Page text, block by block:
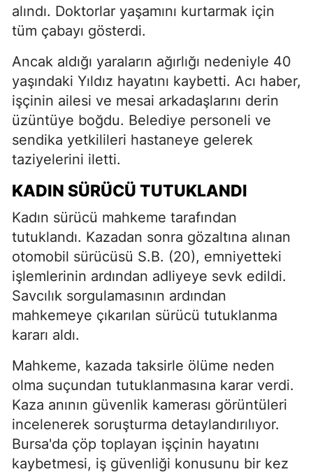
alındı. Doktorlar yaşamını kurtarmak için
tüm çabayı gösterdi.
Ancak aldığı yaraların ağırlığı nedeniyle 40
yaşındaki Yıldız hayatını kaybetti. Acı haber,
işçinin ailesi ve mesai arkadaşlarını derin
üzüntüye boğdu. Belediye personeli ve
sendika yetkilileri hastaneye gelerek
taziyelerini iletti.
KADIN SÜRÜCÜ TUTUKLANDI
Kadın sürücü mahkeme tarafından
tutuklandı. Kazadan sonra gözaltına alınan
otomobil sürücüsü S.B. (20), emniyetteki
işlemlerinin ardından adliyeye sevk edildi.
Savcılık sorgulamasının ardından
mahkemeye çıkarılan sürücü tutuklanma
kararı aldı.
Mahkeme, kazada taksirle ölüme neden
olma suçundan tutuklanmasına karar verdi.
Kaza anının güvenlik kamerası görüntüleri
incelenerek soruşturma detaylandırılıyor.
Bursa'da çöp toplayan işçinin hayatını
kaybetmesi, iş güvenliği konusunu bir kez